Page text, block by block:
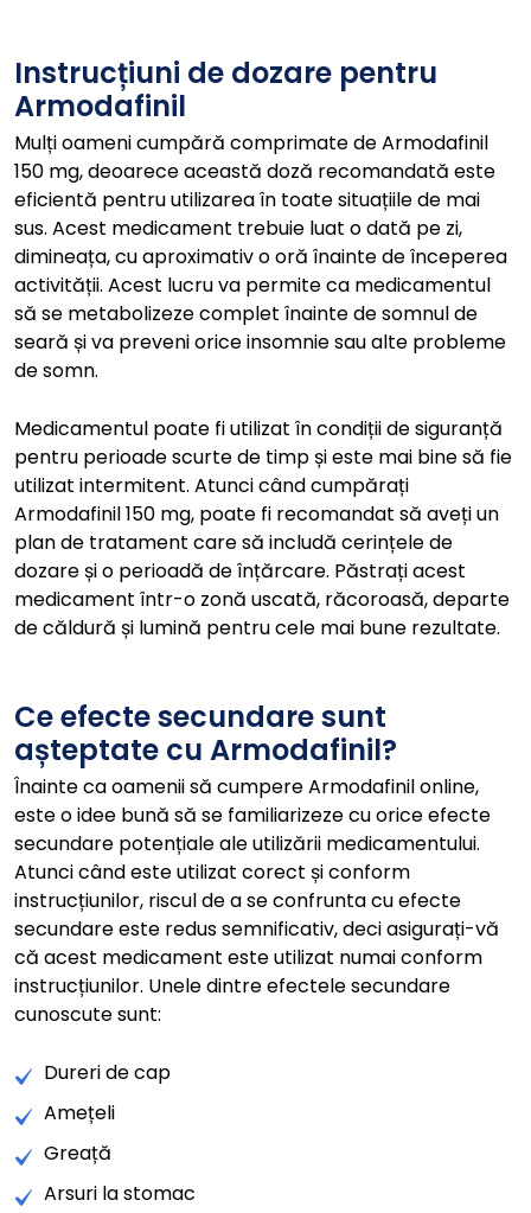
Instrucțiuni de dozare pentru
Armodafinil
Mulți oameni cumpără comprimate de Armodafinil
150 mg, deoarece această doză recomandată este
eficientă pentru utilizarea în toate situațiile de mai
sus. Acest medicament trebuie luat o dată pe zi,
dimineața, cu aproximativ o oră înainte de începerea
activității. Acest lucru va permite ca medicamentul
să se metabolizeze complet înainte de somnul de
seară și va preveni orice insomnie sau alte probleme
de somn.
Medicamentul poate fi utilizat în condiții de siguranță
pentru perioade scurte de timp și este mai bine să fie
utilizat intermitent. Atunci când cumpărați
Armodafinil 150 mg, poate fi recomandat să aveți un
plan de tratament care să includă cerințele de
dozare și o perioadă de înțărcare. Păstrați acest
medicament într-o zonă uscată, răcoroasă, departe
de căldură și lumină pentru cele mai bune rezultate.
Ce efecte secundare sunt
așteptate cu Armodafinil?
Înainte ca oamenii să cumpere Armodafinil online,
este o idee bună să se familiarizeze cu orice efecte
secundare potențiale ale utilizării medicamentului.
Atunci când este utilizat corect și conform
instrucțiunilor, riscul de a se confrunta cu efecte
secundare este redus semnificativ, deci asigurați-vă
că acest medicament este utilizat numai conform
instrucțiunilor. Unele dintre efectele secundare
cunoscute sunt:
Dureri de cap
Amețeli
Greață
Arsuri la stomac